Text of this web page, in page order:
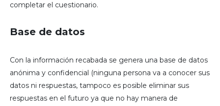
completar el cuestionario.
Base de datos
Con la información recabada se genera una base de datos
anónima y confidencial (ninguna persona va a conocer sus
datos ni respuestas, tampoco es posible eliminar sus
respuestas en el futuro ya que no hay manera de